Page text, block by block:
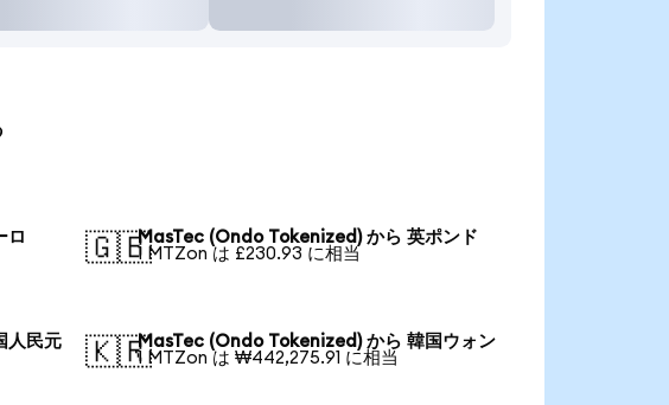
ロ
🇬🇧MasTec (Ondo Tokenized) から 英ポンド
1 MTZon は £230.93 に相当
人民元
🇰🇷MasTec (Ondo Tokenized) から 韓国ウォン
1 MTZon は ₩442,275.91 に相当